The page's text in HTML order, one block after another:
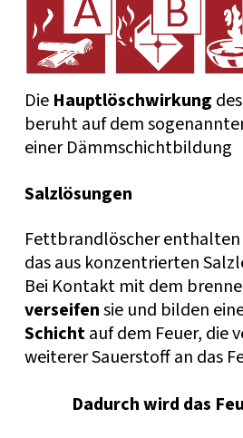
Die Hauptlöschwirkung
beruht auf dem
einer Dämmschichtbildung
Salzlösungen
Fettbrandlöscher
das aus konzentrierten
Bei Kontakt mit dem
verseifensie und bilden
Schichtauf dem Feuer, die
weiterer Sauerstoff an das
Dadurch wird das